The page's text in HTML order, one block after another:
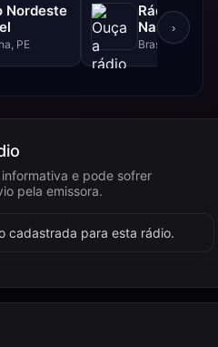
Nordeste
PE
Rádio Sol
Nascente
Brasília, DF
›
e pode sofrer
pela emissora.
cadastrada para esta rádio.